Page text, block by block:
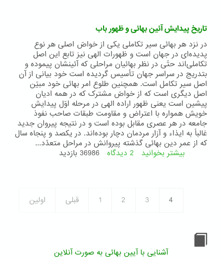
بنیان
گذار
آئین
بهائی
تاریخ پیدایش آئین بهائی و ظهور باب
در نزد هر بهائی سير تکاملی يکی از خواصّ اصلی هر نوع
پديده‌ای در جهان است و ظهورات الهی نيز تابع اين اصل
تکاملی‌اند حتّی در نظر بهائيان مراحلی که آئينشان پيموده و
بتدريج در سراسر جهان تأسيس گرديده است خود بيانی از آن
اصل سير تکامل است. همچنين طلوع امر بهائی خود مبيّن
اصل ديگری است که از خواصّ مشترک که در همه اديان
پيشين است يعنی ظهور اراده الهی در مرحله اوّل پيدايش
خويش همواره با اعتراض و مقاومت طبقات صاحب نفوذ
جامعه در هر عصری مقابل بوده است و در نتيجه پيروان جديد
غالباً به ايذاء و آزار مردمان دچار بوده‌اند. در يکصد و پنجاه سال
که از عمر دين بهائی گذشته پيروانش در مراحل متعدّد...
بیشتر بخوانید درباره
2 دیدگاه 36986 بازدید
اولین قبلی 1 2 3 4
آشنایی با آیین بهائی به صورت آنلاین